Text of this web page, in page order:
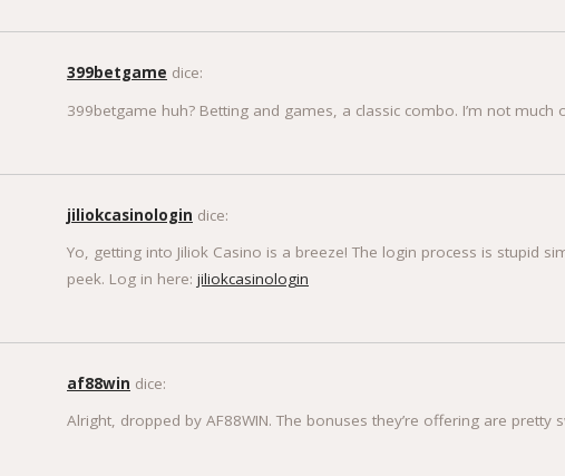
399betgame dice:
399betgame huh? Betting and games, a classic combo. I’m not
jiliokcasinologin dice:
Yo, getting into Jiliok Casino is a breeze! The login process is stupid
peek. Log in here: jiliokcasinologin
af88win dice:
Alright, dropped by AF88WIN. The bonuses they’re offering are